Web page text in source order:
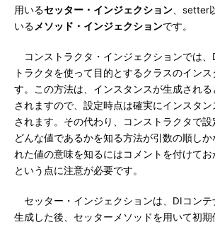
用いるセッター・インジェクション 、setter
いる メソッド・インジェクションです。
コンストラクタ・インジェクションでは、
トラクタを使って目的とするクラスのイン
す。この方法は、インスタンスが生成され
されますので、設定時点は確実にインスタ
されます。その代わり、コンストラクタで
どんな値であるかを知る方法が引数の順しか
れた値の意味を知るにはコメントを付けて
という点に注意が必要です。
セッター・インジェクションは、DIコンテ
生成した後、セッターメソッドを用いて初期